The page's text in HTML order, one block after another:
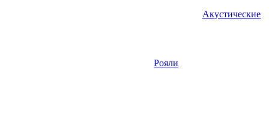
Рояли
Акустические